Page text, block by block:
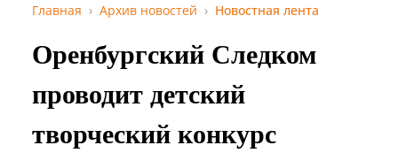
Главная Архив новостей Новостная лента
Оренбургский Следком
проводит детский
творческий конкурс